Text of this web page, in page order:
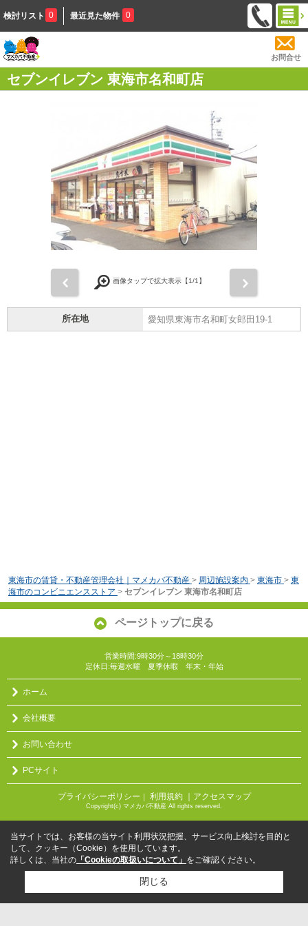
検討リスト 0 最近見た物件 0
お問合せ
セブンイレブン 東海市名和町店
画像タップで拡大表示【1/1】
所在地 愛知県東海市名和町女郎田19-1
東海市の賃貸・不動産管理会社｜マメカバ不動産 > 周辺施設案内 > 東海市 > 東
海市のコンビニエンスストア > セブンイレブン 東海市名和町店
ページトップに戻る
営業時間:9時30分～18時30分
定休日:毎週水曜 夏季休暇 年末・年始
ホーム
会社概要
お問い合わせ
PCサイト
プライバシーポリシー ｜ 利用規約 ｜アクセスマップ
Copyright(c) マメカバ不動産 All rights reserved.
当サイトでは、お客様の当サイト利用状況把握、サービス向上検討を目的と
して、クッキー（Cookie）を使用しています。
詳しくは、当社の 「Cookieの取扱いについて」 をご確認ください。
閉じる